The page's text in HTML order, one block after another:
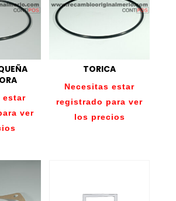
estar
ver
TORICA
Necesitas estar
registrado para ver
los precios